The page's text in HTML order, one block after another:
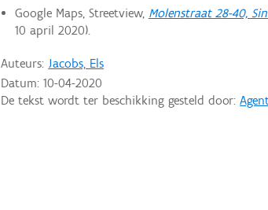
Google Maps, Streetview, Molenstraat 28-40,
10 april 2020).
Auteurs: Jacobs, Els
Datum:10-04-2020
De tekst wordt ter beschikking gesteld door: